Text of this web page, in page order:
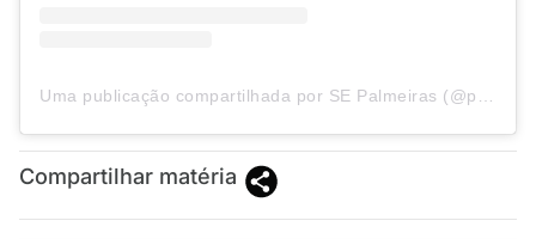
Compartilhar matéria